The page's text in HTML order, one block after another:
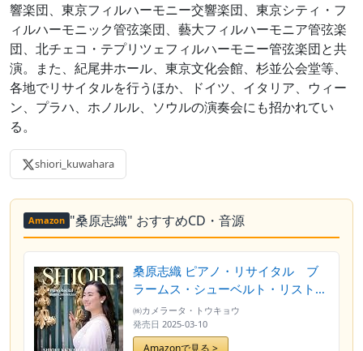
響楽団、東京フィルハーモニー交響楽団、東京シティ・フ
ィルハーモニック管弦楽団、藝大フィルハーモニア管弦楽
団、北チェコ・テプリツェフィルハーモニー管弦楽団と共
演。また、紀尾井ホール、東京文化会館、杉並公会堂等、
各地でリサイタルを行うほか、ドイツ、イタリア、ウィー
ン、プラハ、ホノルル、ソウルの演奏会にも招かれてい
る。
shiori_kuwahara
Amazon "桑原志織" おすすめCD・音源
桑原志織 ピアノ・リサイタル ブ
ラームス・シューベルト・リスト
〈ライヴ盤〉
㈱カメラータ・トウキョウ
発売日 2025-03-10
Amazonで見る >